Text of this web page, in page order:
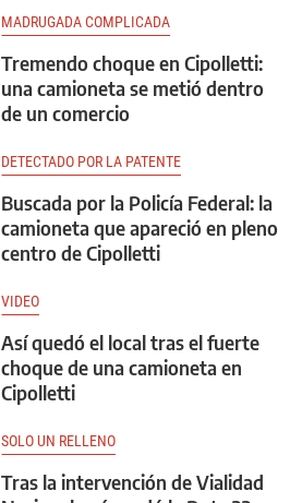
MADRUGADA COMPLICADA
Tremendo choque en Cipolletti:
una camioneta se metió dentro
de un comercio
DETECTADO POR LA PATENTE
Buscada por la Policía Federal: la
camioneta que apareció en pleno
centro de Cipolletti
VIDEO
Así quedó el local tras el fuerte
choque de una camioneta en
Cipolletti
SOLO UN RELLENO
Tras la intervención de Vialidad